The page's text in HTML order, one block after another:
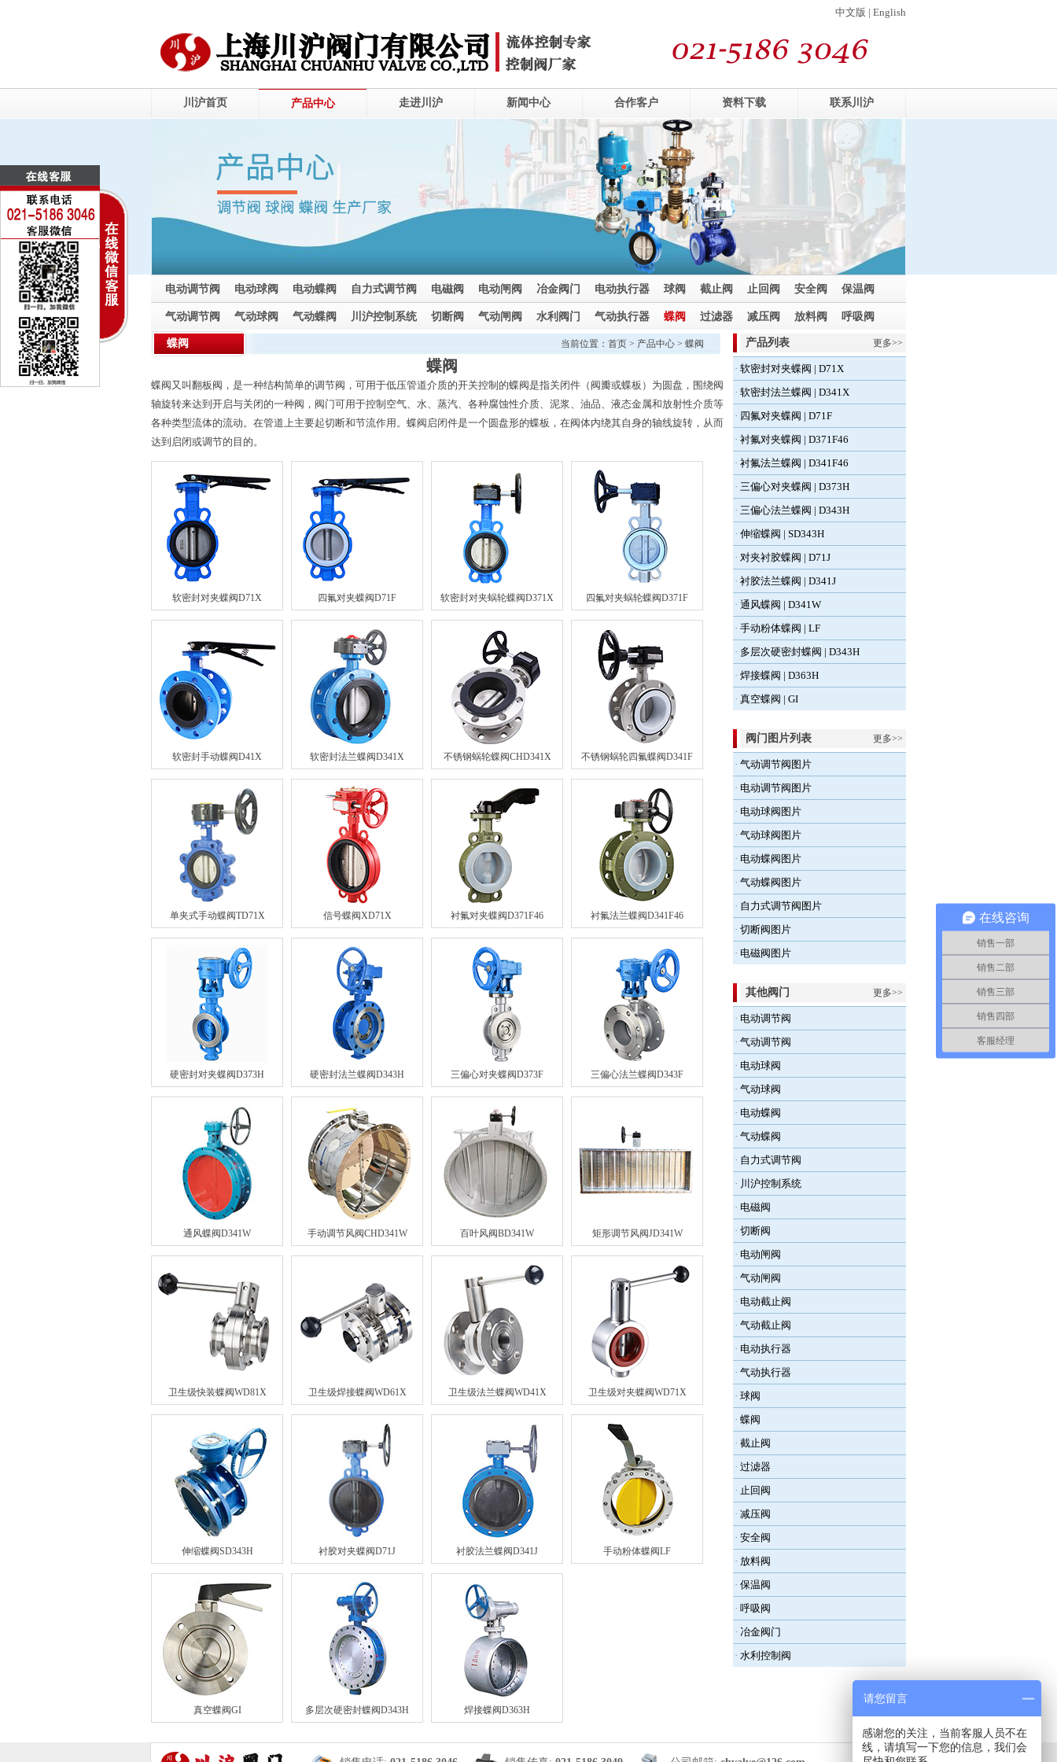
中文版 | English
川沪首页 产品中心 走进川沪 新闻中心 合作客户 资料下载 联系川沪
电动调节阀 电动球阀 电动蝶阀 自力式调节阀 电磁阀 电动闸阀 冶金阀门 电动执行器 球阀 截止阀 止回阀 安全阀 保温阀
电动截止阀
气动调节阀 气动球阀 气动蝶阀 川沪控制系统 切断阀 气动闸阀 水利阀门 气动执行器 蝶阀 过滤器 减压阀 放料阀 呼吸阀
气动截止阀 当前位置： 首页 > 产品中心 > 蝶阀
蝶阀
蝶阀
蝶阀又叫翻板阀，是一种结构简单的调节阀，可用于低压管道介质的开关控制的蝶阀是指关闭件（阀瓣或蝶板）为圆盘，围绕阀
轴旋转来达到开启与关闭的一种阀，阀门可用于控制空气、水、蒸汽、各种腐蚀性介质、泥浆、油品、液态金属和放射性介质等
各种类型流体的流动。在管道上主要起切断和节流作用。蝶阀启闭件是一个圆盘形的蝶板，在阀体内绕其自身的轴线旋转，从而
达到启闭或调节的目的。
软密封对夹蝶阀D71X 四氟对夹蝶阀D71F 软密封对夹蜗轮蝶阀D371X 四氟对夹蜗轮蝶阀D371F
软密封手动蝶阀D41X 软密封法兰蝶阀D341X 不锈钢蜗轮蝶阀CHD341X 不锈钢蜗轮四氟蝶阀D341F
单夹式手动蝶阀TD71X 信号蝶阀XD71X 衬氟对夹蝶阀D371F46 衬氟法兰蝶阀D341F46
硬密封对夹蝶阀D373H 硬密封法兰蝶阀D343H 三偏心对夹蝶阀D373F 三偏心法兰蝶阀D343F
通风蝶阀D341W 手动调节风阀CHD341W 百叶风阀BD341W 矩形调节风阀JD341W
卫生级快装蝶阀WD81X 卫生级焊接蝶阀WD61X 卫生级法兰蝶阀WD41X 卫生级对夹蝶阀WD71X
伸缩蝶阀SD343H 衬胶对夹蝶阀D71J 衬胶法兰蝶阀D341J 手动粉体蝶阀LF
真空蝶阀GI 多层次硬密封蝶阀D343H 焊接蝶阀D363H
更多>>
产品列表
· 软密封对夹蝶阀 | D71X
· 软密封法兰蝶阀 | D341X
· 四氟对夹蝶阀 | D71F
· 衬氟对夹蝶阀 | D371F46
· 衬氟法兰蝶阀 | D341F46
· 三偏心对夹蝶阀 | D373H
· 三偏心法兰蝶阀 | D343H
· 伸缩蝶阀 | SD343H
· 对夹衬胶蝶阀 | D71J
· 衬胶法兰蝶阀 | D341J
· 通风蝶阀 | D341W
· 手动粉体蝶阀 | LF
· 多层次硬密封蝶阀 | D343H
· 焊接蝶阀 | D363H
· 真空蝶阀 | GI
更多>>
阀门图片列表
· 气动调节阀图片
· 电动调节阀图片
· 电动球阀图片
· 气动球阀图片
· 电动蝶阀图片
· 气动蝶阀图片
· 自力式调节阀图片
· 切断阀图片
· 电磁阀图片
更多>>
其他阀门
· 电动调节阀
· 气动调节阀
· 电动球阀
· 气动球阀
· 电动蝶阀
· 气动蝶阀
· 自力式调节阀
· 川沪控制系统
· 电磁阀
· 切断阀
· 电动闸阀
· 气动闸阀
· 电动截止阀
· 气动截止阀
· 电动执行器
· 气动执行器
· 球阀
· 蝶阀
· 截止阀
· 过滤器
· 止回阀
· 减压阀
· 安全阀
· 放料阀
· 保温阀
· 呼吸阀
· 冶金阀门
· 水利控制阀
在线咨询
销售一部
销售二部
销售三部
销售四部
客服经理
请您留言
感谢您的关注，当前客服人员不在
线，请填写一下您的信息，我们会